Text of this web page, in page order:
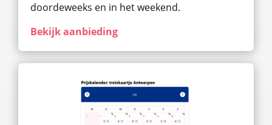
doordeweeks en in het weekend.
Bekijk aanbieding